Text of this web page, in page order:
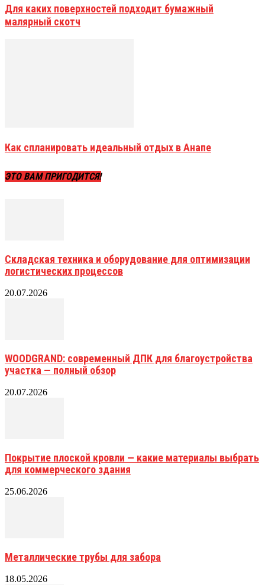
Для каких поверхностей подходит бумажный
малярный скотч
Как спланировать идеальный отдых в Анапе
ЭТО ВАМ ПРИГОДИТСЯ!
Складская техника и оборудование для оптимизации
логистических процессов
20.07.2026
WOODGRAND: современный ДПК для благоустройства
участка — полный обзор
20.07.2026
Покрытие плоской кровли — какие материалы выбрать
для коммерческого здания
25.06.2026
Металлические трубы для забора
18.05.2026